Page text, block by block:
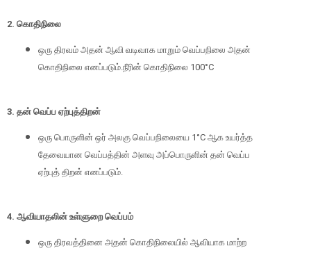
2. கொதிநிலை
ஒரு திரவம் அதன் ஆவி வடிவாக மாறும் வெப்பநிலை அதன்
கொதிநிலை எனப்படும்.நீரின் கொதிநிலை 100°C
3. தன் வெப்ப ஏற்புத்திறன்
ஒரு பொருளின் ஒர் அலகு வெப்பநிலையை 1°C ஆக உயர்த்த
தேவையான வெப்பத்தின் அளவு அப்பொருளின் தன் வெப்ப
ஏற்புத் திறன் எனப்படும்.
4. ஆவியாதலின் உள்ளுறை வெப்பம்
ஒரு திரவத்தினை அதன் கொதிநிலையில் ஆவியாக மாற்ற